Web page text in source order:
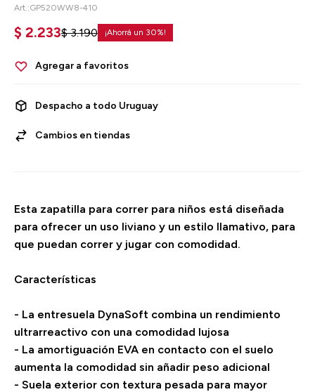
GP520WW8-410
$ 2.233$ 3.190 30
Despacho a todo Uruguay
Cambios en tiendas
Esta zapatilla para correr para niños está diseñada
para ofrecer un uso liviano y un estilo llamativo, para
que puedan correr y jugar con comodidad.
Características
- La entresuela DynaSoft combina un rendimiento
ultrarreactivo con una comodidad lujosa
- La amortiguación EVA en contacto con el suelo
aumenta la comodidad sin añadir peso adicional
- Suela exterior con textura pesada para mayor